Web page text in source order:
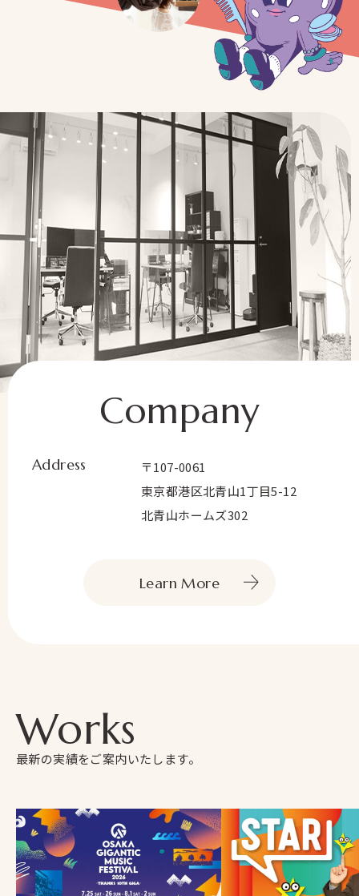
Top トップ
About オータムについて
Service 事業内容
ヘアメイクマネジメント事業
ブライダル事業
News お知らせ
ContactCompany
Address
〒107-0061
東京都港区北青山1丁目5-12
北青山ホームズ302
Learn More
Works
最新の実績をご案内いたします。